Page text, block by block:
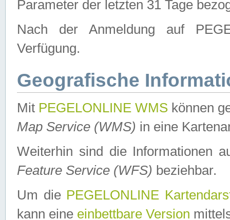
Parameter der letzten 31 Tage
Nach der Anmeldung auf
Verfügung.
Geografische
Mit PEGELONLINE WMS können
Map Service (WMS) in eine
Weiterhin sind die Informationen
Feature Service (WFS) beziehbar.
Um die PEGELONLINE
kann eine einbettbare Version